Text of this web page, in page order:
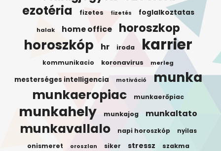
ezotéria fizetes fizetés foglalkoztatas
halak home office horoszkop
horoszkóp hr iroda karrier
kommunikacio koronavirus merleg
mesterséges intelligencia motiváció munka
munkaeropiac munkaerőpiac
munkahely munkajog munkaltato
munkavallalo napi horoszkóp nyilas
onismeret oroszlan siker stressz szakma